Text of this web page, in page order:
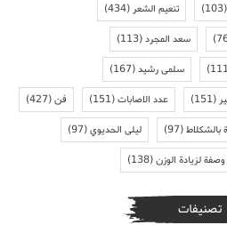
(103) تنعيم الشعر(434)
سعد المجرد(113)
سلمى رشيد(167)
(151) عدد الاصابات(151) فن(427)
بالشكلاط(97) ليلى الحديوي(97)
وصفة لزيادة الوزن(138)
تصنيفات